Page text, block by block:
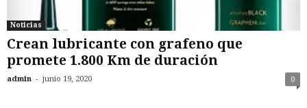
Noticias
Crean lubricante con grafeno que
promete 1.800 Km de duración
admin - junio 19, 2020 0